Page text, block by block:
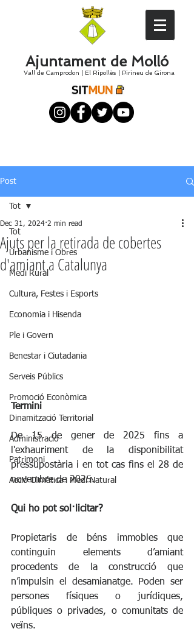
Ajuntament de Molló
Vall de Camprodon El Ripollès Pirineu de Girona
Post
Tot
Urbanisme i Obres
Medi Rural
Cultura, Festes i Esports
Economia i Hisenda
Ple i Govern
Benestar i Ciutadania
Serveis Públics
Promoció Econòmica
Dinamització Territorial
Administració
Patrimoni
Acció Climàtica i Medi Natural
Tot
Ajuts per la retirada de cobertes
d'amiant a Catalunya
Dec 31, 2024 2 min read
Termini
De 15 de gener de 2025 fins a
l'exhauriment de la disponibilitat
pressupostària i en tot cas fins el 28 de
novembre de 2025.
Qui ho pot sol·licitar?
Propietaris de béns immobles que
continguin elements d’amiant
procedents de la construcció que
n’impulsin el desamianatge. Poden ser
persones físiques o jurídiques,
públiques o privades, o comunitats de
veïns.